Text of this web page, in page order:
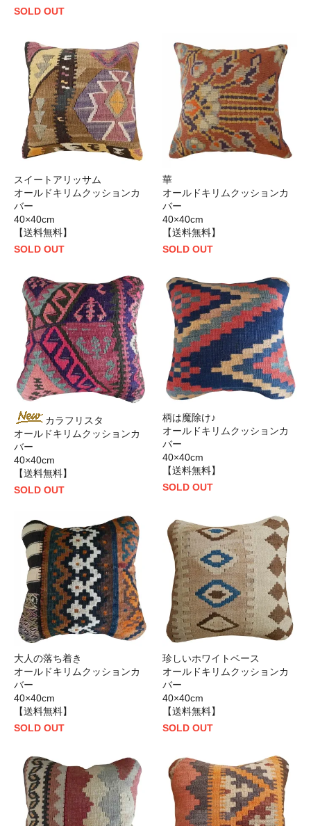
SOLD OUT
スイートアリッサム
オールドキリムクッションカ
バー
40×40cm
【送料無料】
SOLD OUT
華
オールドキリムクッションカ
バー
40×40cm
【送料無料】
SOLD OUT
カラフリスタ
オールドキリムクッションカ
バー
40×40cm
【送料無料】
SOLD OUT
柄は魔除け♪
オールドキリムクッションカ
バー
40×40cm
【送料無料】
SOLD OUT
大人の落ち着き
オールドキリムクッションカ
バー
40×40cm
【送料無料】
SOLD OUT
珍しいホワイトベース
オールドキリムクッションカ
バー
40×40cm
【送料無料】
SOLD OUT